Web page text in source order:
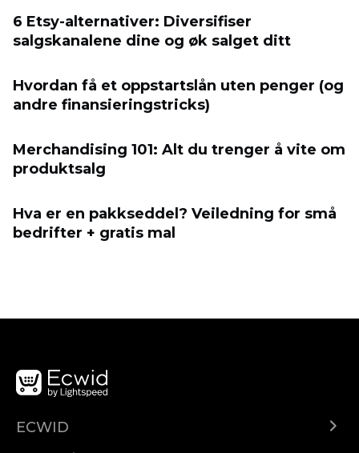
6 Etsy-alternativer: Diversifiser
salgskanalene dine og øk salget ditt
Hvordan få et oppstartslån uten penger (og
andre finansieringstricks)
Merchandising 101: Alt du trenger å vite om
produktsalg
Hva er en pakkseddel? Veiledning for små
bedrifter + gratis mal
ECWID